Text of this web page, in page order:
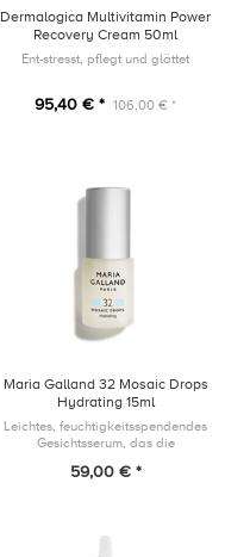
Dermalogica Multivitamin Power
Recovery Cream 50ml
Ent-stresst, pflegt und glättet
95,40 € * 106,00 € *
Maria Galland 32 Mosaic Drops
Hydrating 15ml
Leichtes, feuchtigkeitsspendendes
Gesichtsserum, das die
Hautbarriere unterstützt und dem
59,00 € *